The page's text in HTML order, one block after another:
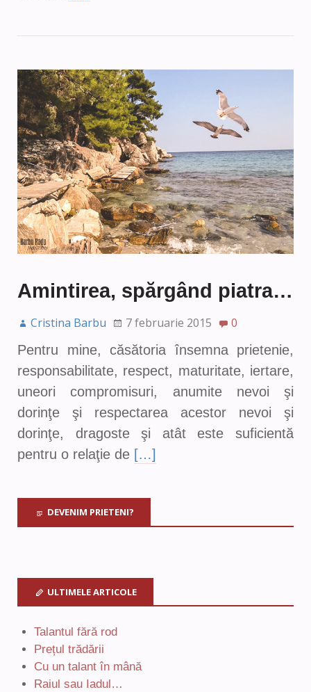
Amintirea, spărgând piatra…
Cristina Barbu 7 februarie 2015
0
Pentru mine, căsătoria însemna prietenie,
responsabilitate, respect, maturitate, iertare,
uneori compromisuri, anumite nevoi şi
dorinţe şi respectarea acestor nevoi şi
dorinţe, dragoste şi atât este suficientă
pentru o relaţie de […]
DEVENIM PRIETENI?
ULTIMELE ARTICOLE
Talantul fără rod
Prețul trădării
Cu un talant în mână
Raiul sau Iadul…